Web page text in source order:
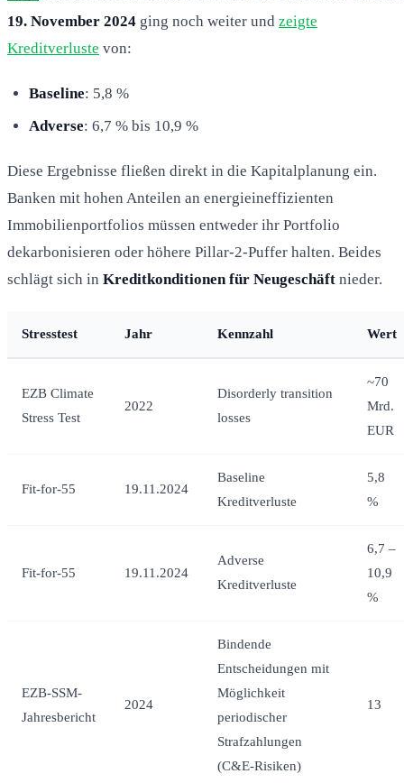
19. November 2024 ging noch weiter und zeigte
Kreditverluste von:
Baseline: 5,8 %
Adverse: 6,7 % bis 10,9 %
Diese Ergebnisse fließen direkt in die Kapitalplanung ein.
Banken mit hohen Anteilen an energieineffizienten
Immobilienportfolios müssen entweder ihr Portfolio
dekarbonisieren oder höhere Pillar-2-Puffer halten. Beides
schlägt sich in Kreditkonditionen für Neugeschäft nieder.
Stresstest Jahr Kennzahl Wert
EZB Climate
Stress Test
2022
Disorderly transition
losses
~70
Mrd.
EUR
Fit-for-55 19.11.2024
Baseline
Kreditverluste
5,8
%
Fit-for-55 19.11.2024
Adverse
Kreditverluste
6,7 –
10,9
%
EZB-SSM-
Jahresbericht
2024
Bindende
Entscheidungen mit
Möglichkeit
periodischer
Strafzahlungen
(C&E-Risiken)
13